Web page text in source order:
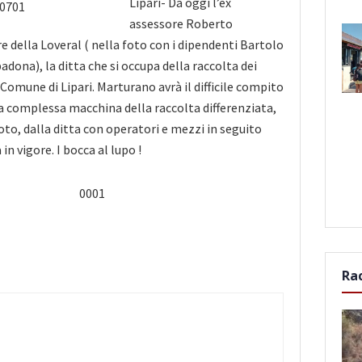
assessore Roberto
della Loveral ( nella foto con i dipendenti Bartolo
la ditta che si occupa della raccolta dei
di Lipari. Marturano avrà il difficile compito
macchina della raccolta differenziata,
dalla ditta con operatori e mezzi in seguito
vigore. I bocca al lupo !